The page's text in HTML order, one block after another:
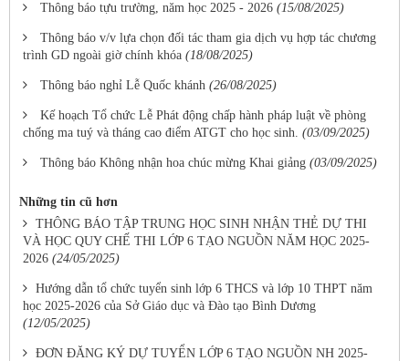
Thông báo tựu trường, năm học 2025 - 2026 (15/08/2025)
Thông báo v/v lựa chọn đối tác tham gia dịch vụ hợp tác chương
trình GD ngoài giờ chính khóa (18/08/2025)
Thông báo nghỉ Lễ Quốc khánh (26/08/2025)
Kế hoạch Tổ chức Lễ Phát động chấp hành pháp luật về phòng
chống ma tuý và tháng cao điểm ATGT cho học sinh. (03/09/2025)
Thông báo Không nhận hoa chúc mừng Khai giảng (03/09/2025)
Những tin cũ hơn
THÔNG BÁO TẬP TRUNG HỌC SINH NHẬN THẺ DỰ THI
VÀ HỌC QUY CHẾ THI LỚP 6 TẠO NGUỒN NĂM HỌC 2025-
2026 (24/05/2025)
Hướng dẫn tổ chức tuyển sinh lớp 6 THCS và lớp 10 THPT năm
học 2025-2026 của Sở Giáo dục và Đào tạo Bình Dương
(12/05/2025)
ĐƠN ĐĂNG KÝ DỰ TUYỂN LỚP 6 TẠO NGUỒN NH 2025-